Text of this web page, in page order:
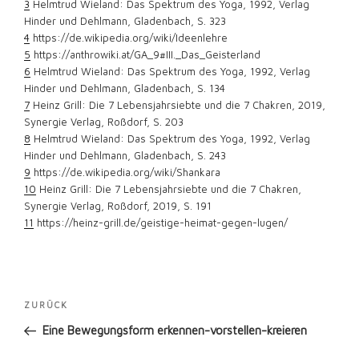
3 Helmtrud Wieland: Das Spektrum des Yoga, 1992, Verlag
Hinder und Dehlmann, Gladenbach, S. 323
4 https://de.wikipedia.org/wiki/Ideenlehre
5 https://anthrowiki.at/GA_9#III._Das_Geisterland
6 Helmtrud Wieland: Das Spektrum des Yoga, 1992, Verlag
Hinder und Dehlmann, Gladenbach, S. 134
7 Heinz Grill: Die 7 Lebensjahrsiebte und die 7 Chakren, 2019,
Synergie Verlag, Roßdorf, S. 203
8 Helmtrud Wieland: Das Spektrum des Yoga, 1992, Verlag
Hinder und Dehlmann, Gladenbach, S. 243
9 https://de.wikipedia.org/wiki/Shankara
10 Heinz Grill: Die 7 Lebensjahrsiebte und die 7 Chakren,
Synergie Verlag, Roßdorf, 2019, S. 191
11 https://heinz-grill.de/geistige-heimat-gegen-lugen/
Beitragsnavigation
Vorheriger
Beitrag
ZURÜCK
Eine Bewegungsform erkennen-vorstellen-kreieren